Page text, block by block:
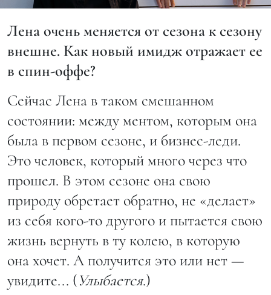
Лена очень меняется от сезона к сезону
внешне. Как новый имидж отражает ее
в спин-оффе?
Сейчас Лена в таком смешанном
состоянии: между ментом, которым она
была в первом сезоне, и бизнес-леди.
Это человек, который много через что
прошел. В этом сезоне она свою
природу обретает обратно, не «делает»
из себя кого-то другого и пытается свою
жизнь вернуть в ту колею, в которую
она хочет. А получится это или нет —
увидите... (Улыбается.)